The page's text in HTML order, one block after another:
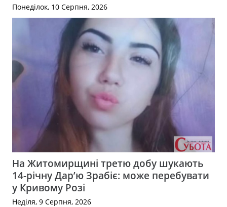
Понеділок, 10 Серпня, 2026
На Житомирщині третю добу шукають
14-річну Дар’ю Зрабіє: може перебувати
у Кривому Розі
Неділя, 9 Серпня, 2026